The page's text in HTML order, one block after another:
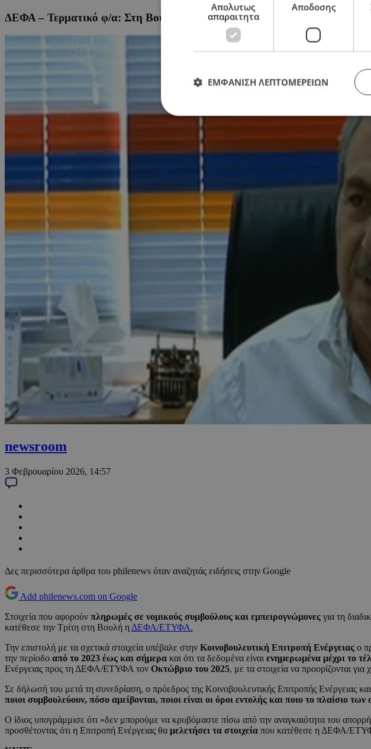
ΔΕΦΑ – Τερματικό φ/α: Στη Βουλή οι πληρωμές συμβούλων επιδιαιτησίας
newsroom
3 Φεβρουαρίου 2026, 14:57
Δες περισσότερα άρθρα του philenews όταν αναζητάς ειδήσεις στην Google
Add philenews.com on Google
Στοιχεία που αφορούν πληρωμές σε νομικούς συμβούλους και εμπειρογνώμονες για τη
κατέθεσε την Τρίτη στη Βουλή η ΔΕΦΑ/ΕΤΥΦΑ.
Την επιστολή με τα σχετικά στοιχεία υπέβαλε στην Κοινοβουλευτική Επιτροπή Ενέργειας ο
την περίοδο από το 2023 έως και σήμερα και ότι τα δεδομένα είναι ενημερωμένα μέχρι το
Ενέργειας προς τη ΔΕΦΑ/ΕΤΥΦΑ τον Οκτώβριο του 2025, με τα στοιχεία να προορίζονται
Σε δήλωσή του μετά τη συνεδρίαση, ο πρόεδρος της Κοινοβουλευτικής Επιτροπής Ενέργειας
ποιοι συμβουλεύουν, πόσο αμείβονται, ποιοι είναι οι όροι εντολής και ποιο το πλαίσιο
Ο ίδιος υπογράμμισε ότι «δεν μπορούμε να κρυβόμαστε πίσω από την αναγκαιότητα του
προσθέτοντας ότι η Επιτροπή Ενέργειας θα μελετήσει τα στοιχεία που κατέθεσε η ΔΕΦΑ/
Απολυτως
απαραιτητα
Αποδοσης
ΕΜΦΑΝΙΣΗ ΛΕΠΤΟΜΕΡΕΙΩΝ